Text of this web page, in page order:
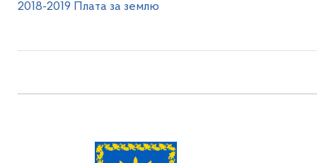
2018-2019 Плата за землю